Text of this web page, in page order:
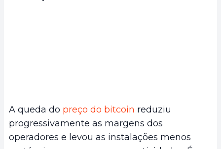
A queda do preço do bitcoin reduziu
progressivamente as margens dos
operadores e levou as instalações menos